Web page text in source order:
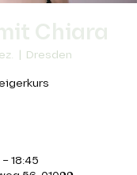
Chiara
  |
Dresden
18:45